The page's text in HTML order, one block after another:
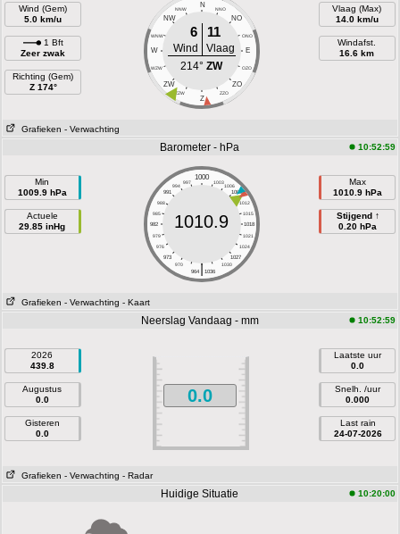
Wind (Gem)
5.0 km/u
1 Bft
Zeer zwak
Richting (Gem)
Z 174°
N
NNW NNO
NW NO
WNW ONO
W E
WZW OZO
ZW ZO
ZZW ZZO
Z
6 11
Wind
Vlaag
214°ZW
Vlaag (Max)
14.0 km/u
Windafst.
16.6 km
Grafieken - Verwachting
Barometer - hPa 10:52:59
Min
1009.9 hPa
Actuele
29.85 inHg
1000
997 1003
994
1006
991
1009
988
1012
985
1015
982
1018
979
1021
976
1024
973
1027
970
1030
|
964 1036
1010.9
Max
1010.9 hPa
Stijgend ↑
0.20 hPa
Grafieken - Verwachting - Kaart
Neerslag Vandaag - mm 10:52:59
2026
439.8
Augustus
0.0
Gisteren
0.0
0.0
Laatste uur
0.0
Snelh. /uur
0.000
Last rain
24-07-2026
Grafieken - Verwachting - Radar
Huidige Situatie 10:20:00